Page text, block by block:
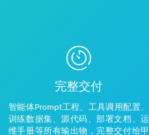
完整交付
智能体Prompt工程、工具调用配置、
训练数据集、源代码、部署文档、运
维手册等所有输出物，完整交付给甲